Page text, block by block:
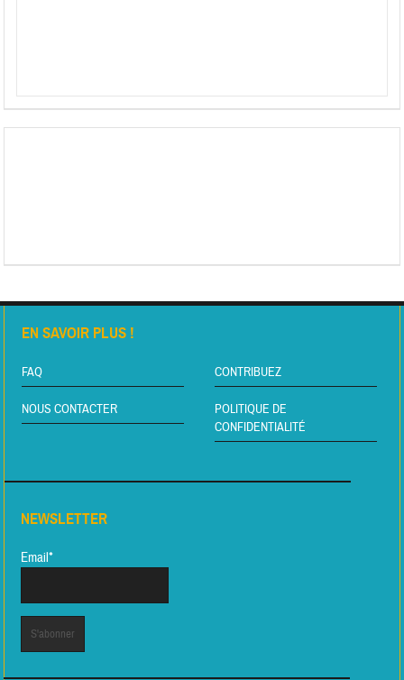
EN SAVOIR PLUS !
FAQ CONTRIBUEZ
NOUS CONTACTER
POLITIQUE DE
CONFIDENTIALITÉ
NEWSLETTER
Email*